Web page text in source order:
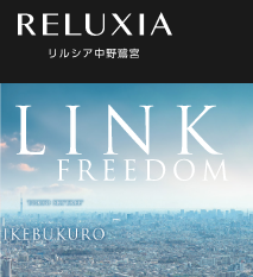
トップ
アクセス